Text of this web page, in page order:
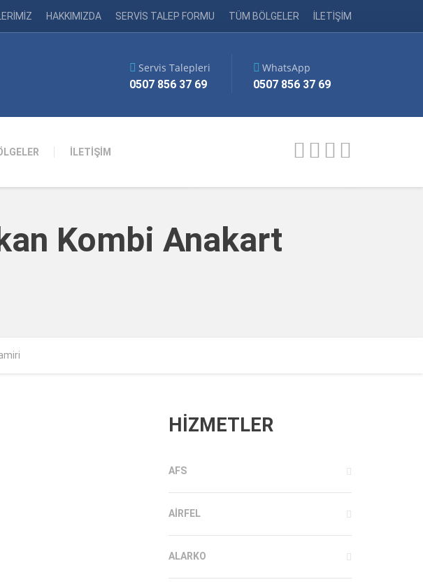
HAKKIMIZDA SERVİS TALEP FORMU TÜM BÖLGELER İLETİŞİM
İLETİŞİM
Servis Talepleri
0507 856 37 69
WhatsApp
0507 856 37 69
Kombi Anakart
HİZMETLER
AFS
AIRFEL
ALARKO